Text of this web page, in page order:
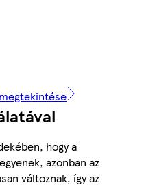
hogy a
azonban az
változnak, így az